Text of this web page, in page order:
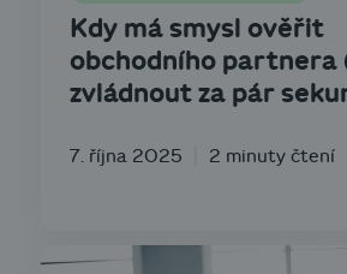
Kdy má smysl ověřit
obchodního partnera
zvládnout za pár
7. října 2025 2 minuty čtení